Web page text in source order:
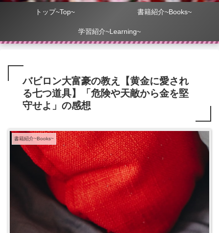
トップ~Top~ 書籍紹介~Books~
学習紹介~Learning~
バビロン大富豪の教え【黄金に愛され
る七つ道具】「危険や天敵から金を堅
守せよ」の感想
書籍紹介~Books~